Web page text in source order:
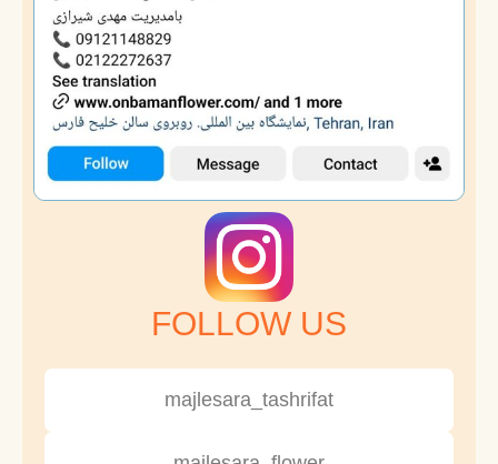
FOLLOW US
majlesara_tashrifat